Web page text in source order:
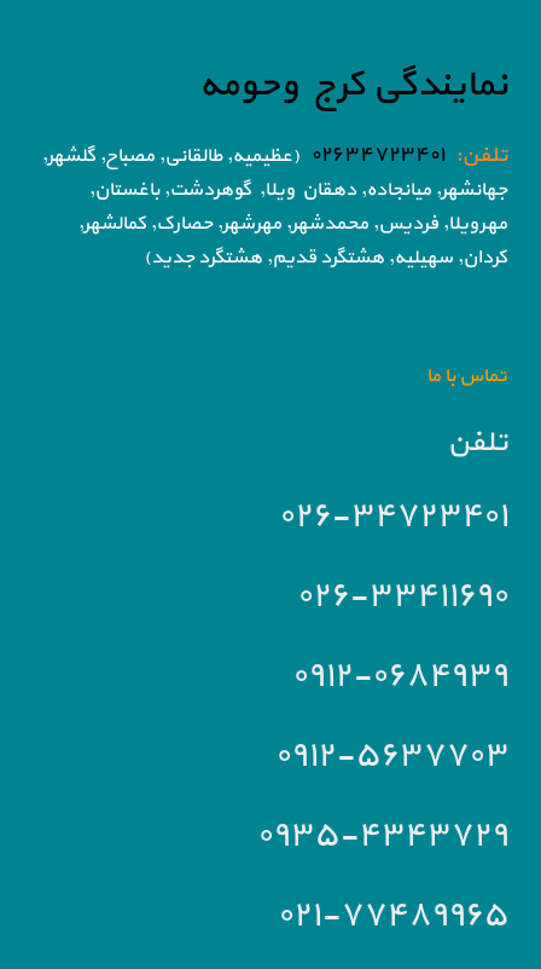
نمایندگی کرج وحومه
تلفن: ۰۲۶۳۴۷۲۳۴۰۱
(عظیمیه, طالقانی, مصباح, گلشهر,
جهانشهر, میانجاده, دهقان ویلا, گوهردشت, باغستان,
مهرویلا, فردیس, محمدشهر, مهرشهر, حصارک, کمالشهر,
کردان, سهیلیه, هشتگرد قدیم, هشتگرد جدید)
تماس با ما
تلفن
۰۲۶-۳۴۷۲۳۴۰۱
۰۲۶-۳۳۴۱۱۶۹۰
۰۹۱۲-۰۶۸۴۹۳۹
۰۹۱۲-۵۶۳۷۷۰۳
۰۹۳۵-۴۳۴۳۷۲۹
۰۲۱-۷۷۴۸۹۹۶۵